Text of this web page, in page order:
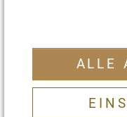
ALLE
EZ
2